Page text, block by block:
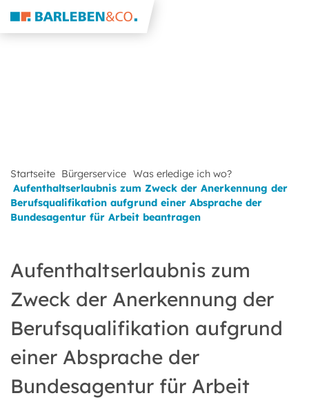
Startseite Bürgerservice Was erledige ich wo?
Aufenthaltserlaubnis zum Zweck der Anerkennung der
Berufsqualifikation aufgrund einer Absprache der
Bundesagentur für Arbeit beantragen
Aufenthaltserlaubnis zum
Zweck der Anerkennung der
Berufsqualifikation aufgrund
einer Absprache der
Bundesagentur für Arbeit